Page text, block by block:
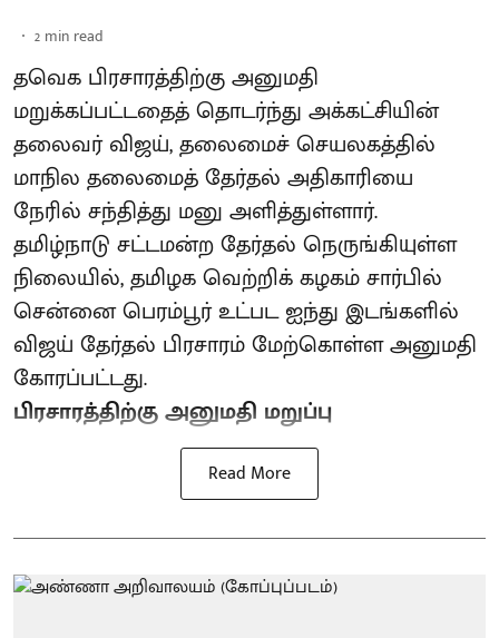
2 min read
தவெக பிரசாரத்திற்கு அனுமதி
மறுக்கப்பட்டதைத் தொடர்ந்து அக்கட்சியின்
தலைவர் விஜய், தலைமைச் செயலகத்தில்
மாநில தலைமைத் தேர்தல் அதிகாரியை
நேரில் சந்தித்து மனு அளித்துள்ளார்.
தமிழ்நாடு சட்டமன்ற தேர்தல் நெருங்கியுள்ள
நிலையில், தமிழக வெற்றிக் கழகம் சார்பில்
சென்னை பெரம்பூர் உட்பட ஐந்து இடங்களில்
விஜய் தேர்தல் பிரசாரம் மேற்கொள்ள அனுமதி
கோரப்பட்டது.
பிரசாரத்திற்கு அனுமதி மறுப்பு
Read More